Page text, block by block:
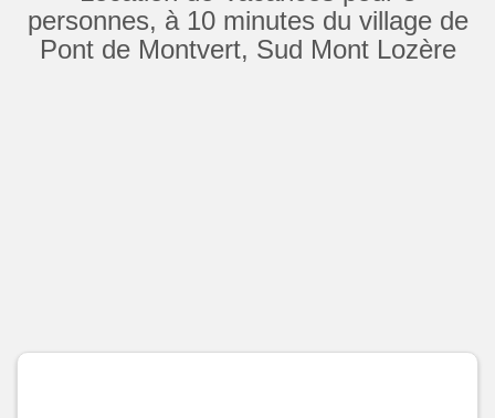
personnes, à 10 minutes du village de
Pont de Montvert, Sud Mont Lozère